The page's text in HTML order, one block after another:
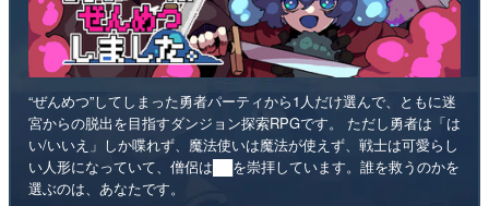
“ぜんめつ”してしまった勇者パーティから1人だけ選んで、ともに迷
宮からの脱出を目指すダンジョン探索RPGです。 ただし勇者は「は
い/いいえ」しか喋れず、魔法使いは魔法が使えず、戦士は可愛らし
い人形になっていて、僧侶は██を崇拝しています。誰を救うのかを
選ぶのは、あなたです。